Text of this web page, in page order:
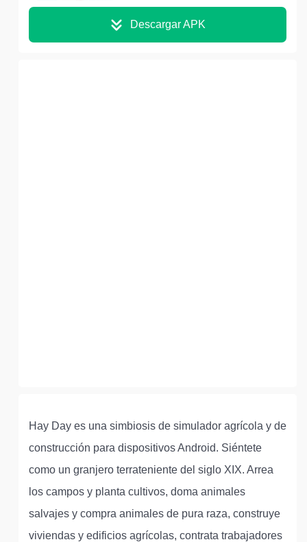
Descargar APK
Hay Day es una simbiosis de simulador agrícola y de
construcción para dispositivos Android. Siéntete
como un granjero terrateniente del siglo XIX. Arrea
los campos y planta cultivos, doma animales
salvajes y compra animales de pura raza, construye
viviendas y edificios agrícolas, contrata trabajadores